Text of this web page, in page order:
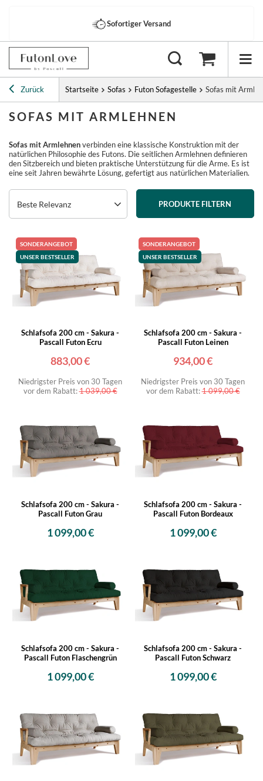
Gratisversandab 1000 €
Zurück Startseite Sofas Futon Sofagestelle Sofas mit
SOFAS MIT ARMLEHNEN
Sofas mit Armlehnenverbinden eine klassische Konstruktion mit der
natürlichen Philosophie des Futons. Die seitlichen Armlehnen definieren
den Sitzbereich und bieten praktische Unterstützung für die Arme. Es ist
eine seit Jahren bewährte Lösung, gefertigt aus natürlichen Materialien.
Beste Relevanz PRODUKTE FILTERN
SONDERANGEBOT
UNSER BESTSELLER
Schlafsofa 200 cm - Sakura -
Pascall Futon Ecru
883,00 €
Niedrigster Preis von 30 Tagen
vor dem Rabatt:1 039,00 €
SONDERANGEBOT
UNSER BESTSELLER
Schlafsofa 200 cm - Sakura -
Pascall Futon Leinen
934,00 €
Niedrigster Preis von 30 Tagen
vor dem Rabatt:1 099,00 €
Schlafsofa 200 cm - Sakura -
Pascall Futon Grau
1 099,00 €
Schlafsofa 200 cm - Sakura -
Pascall Futon Bordeaux
1 099,00 €
Schlafsofa 200 cm - Sakura -
Pascall Futon Flaschengrün
1 099,00 €
Schlafsofa 200 cm - Sakura -
Pascall Futon Schwarz
1 099,00 €